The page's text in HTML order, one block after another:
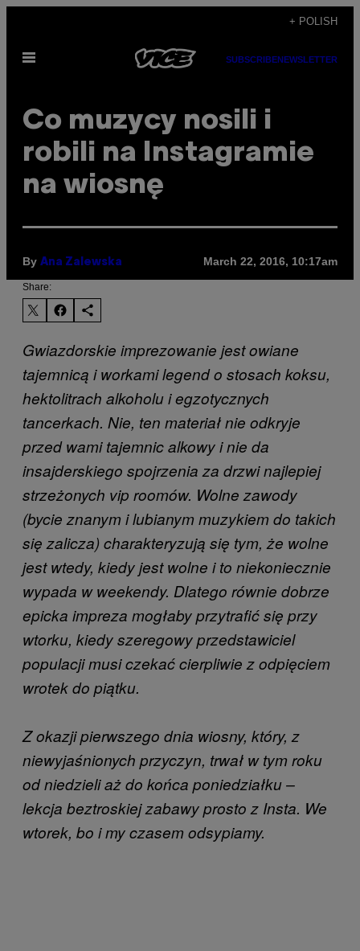
content
+ POLISH
Open
SUBSCRIBENEWSLETTER
Co muzycy nosili i
robili na Instagramie
na wiosnę
By Ana Zalewska March 22, 2016, 10:17am
Share:
Gwiazdorskie imprezowanie jest owiane
tajemnicą i workami legend o stosach koksu,
hektolitrach alkoholu i egzotycznych
tancerkach. Nie, ten materiał nie odkryje
przed wami tajemnic alkowy i nie da
insajderskiego spojrzenia za drzwi najlepiej
strzeżonych vip roomów. Wolne zawody
(bycie znanym i lubianym muzykiem do takich
się zalicza) charakteryzują się tym, że wolne
jest wtedy, kiedy jest wolne i to niekoniecznie
wypada w weekendy. Dlatego równie dobrze
epicka impreza mogłaby przytrafić się przy
wtorku, kiedy szeregowy przedstawiciel
populacji musi czekać cierpliwie z odpięciem
wrotek do piątku.
Z okazji pierwszego dnia wiosny, który, z
niewyjaśnionych przyczyn, trwał w tym roku
od niedzieli aż do końca poniedziałku –
lekcja beztroskiej zabawy prosto z Insta. We
wtorek, bo i my czasem odsypiamy.